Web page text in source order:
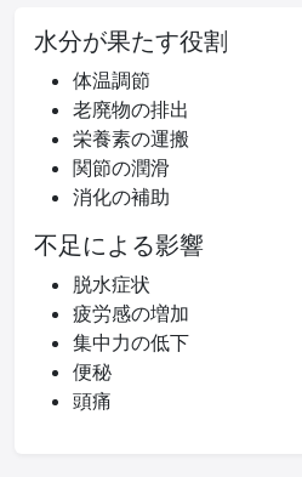
水分が果たす役割
体温調節
老廃物の排出
栄養素の運搬
関節の潤滑
消化の補助
不足による影響
脱水症状
疲労感の増加
集中力の低下
便秘
頭痛